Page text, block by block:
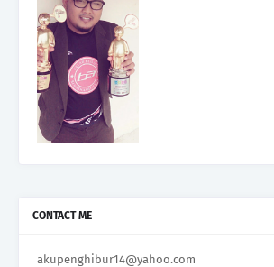
CONTACT ME
akupenghibur14@yahoo.com